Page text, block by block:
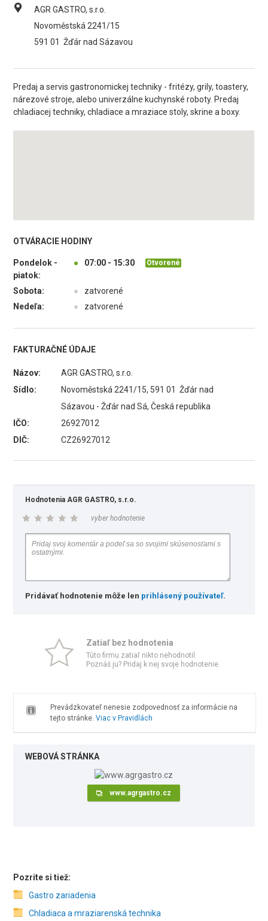
AGR GASTRO, s.r.o.
Novoměstská 2241/15
591 01 Žďár nad Sázavou
Predaj a servis gastronomickej techniky - fritézy, grily, toastery,
nárezové stroje, alebo univerzálne kuchynské roboty. Predaj
chladiacej techniky, chladiace a mraziace stoly, skrine a boxy.
OTVÁRACIE HODINY
Pondelok -
piatok:
● 07:00 - 15:30 Otvorené
Sobota: ●
zatvorené
Nedeľa:
● zatvorené
FAKTURAČNÉ ÚDAJE
Názov:
AGR GASTRO, s.r.o.
Sídlo:
Novoměstská 2241/15, 591 01 Žďár nad
Sázavou - Žďár nad Sá, Česká republika
IČO:
26927012
DIČ:
CZ26927012
Hodnotenia AGR GASTRO, s.r.o.
vyber hodnotenie
Pridávať hodnotenie môže len prihlásený používateľ.
Zatiaľ bez hodnotenia
Túto firmu zatiaľ nikto nehodnotil.
Poznáš ju? Pridaj k nej svoje hodnotenie.
Prevádzkovateľ nenesie zodpovednosť za informácie na
tejto stránke. Viac v Pravidlách
WEBOVÁ STRÁNKA
www.agrgastro.cz
Pozrite si tiež:
Gastro zariadenia
Chladiaca a mraziarenská technika